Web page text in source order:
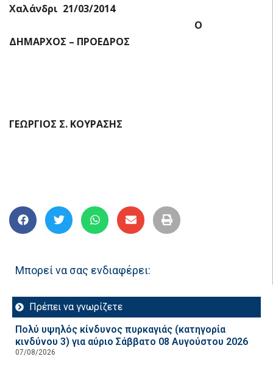
Χαλάνδρι 21/03/2014
Ο
ΔΗΜΑΡΧΟΣ – ΠΡΟΕΔΡΟΣ
ΓΕΩΡΓΙΟΣ Σ. ΚΟΥΡΑΣΗΣ
Μπορεί να σας ενδιαφέρει:
Πρέπει να γνωρίζετε
Πολύ υψηλός κίνδυνος πυρκαγιάς (κατηγορία
κινδύνου 3) για αύριο Σάββατο 08 Αυγούστου 2026
07/08/2026